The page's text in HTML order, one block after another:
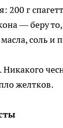
200 г
— беру
соль и
желтков.